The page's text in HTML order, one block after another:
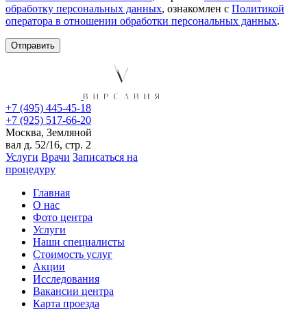
обработку персональных данных, ознакомлен с Политикой
оператора в отношении обработки персональных данных.
+7 (495) 445-45-18
+7 (925) 517-66-20
Москва, Земляной
вал д. 52/16, стр. 2
Услуги Врачи Записаться на
процедуру
Главная
О нас
Фото центра
Услуги
Наши специалисты
Стоимость услуг
Акции
Исследования
Вакансии центра
Карта проезда